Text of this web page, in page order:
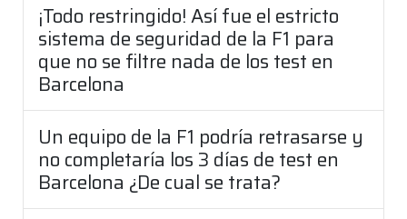
¡Todo restringido! Así fue el estricto
sistema de seguridad de la F1 para
que no se filtre nada de los test en
Barcelona
Un equipo de la F1 podría retrasarse y
no completaría los 3 días de test en
Barcelona ¿De cual se trata?